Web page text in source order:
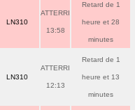
LN310
ATTERRI
13:58
Retard de 1
heure et 28
minutes
LN310
ATTERRI
12:13
Retard de 1
heure et 13
minutes